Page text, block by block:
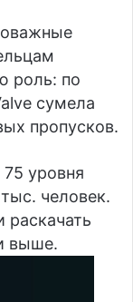
роль: по
сумела
пропусков.
уровня
человек.
выше.